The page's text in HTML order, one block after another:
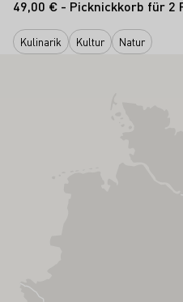
49,00 € - Picknickkorb für 2
Kulinarik Kultur Natur